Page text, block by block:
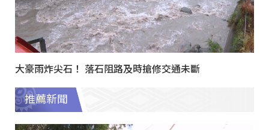
大豪雨炸尖石！ 落石阻路及時搶修交通未斷
推薦新聞